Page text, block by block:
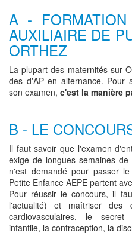
A - FORMATION
AUXILIAIRE DE
ORTHEZ
La plupart des maternités sur
des d'AP en alternance. Pour
son examen, c'est la manière
B - LE
Il faut savoir que l'examen
exige de longues semaines
n'est demandé pour passer
Petite Enfance AEPE partent
Pour réussir le concours, il
l'actualité) et maîtriser des
cardiovasculaires, le secret
infantile, la contraception, la